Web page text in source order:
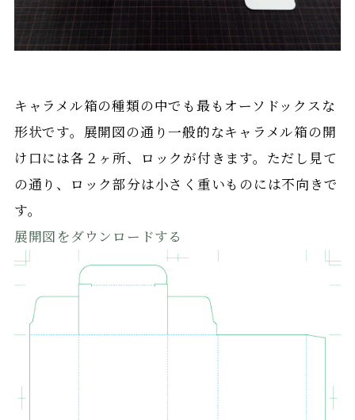
キャラメル箱の種類の中でも最もオーソドックスな
形状です。展開図の通り一般的なキャラメル箱の開
け口には各２ヶ所、ロックが付きます。ただし見て
の通り、ロック部分は小さく重いものには不向きで
す。
展開図をダウンロードする